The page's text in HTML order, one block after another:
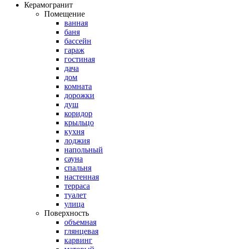
Керамогранит
Помещение
ванная
баня
бассейн
гараж
гостиная
дача
дом
комната
дорожки
душ
коридор
крыльцо
кухня
лоджия
напольный
сауна
спальня
настенная
терраса
туалет
улица
Поверхность
объемная
глянцевая
карвинг